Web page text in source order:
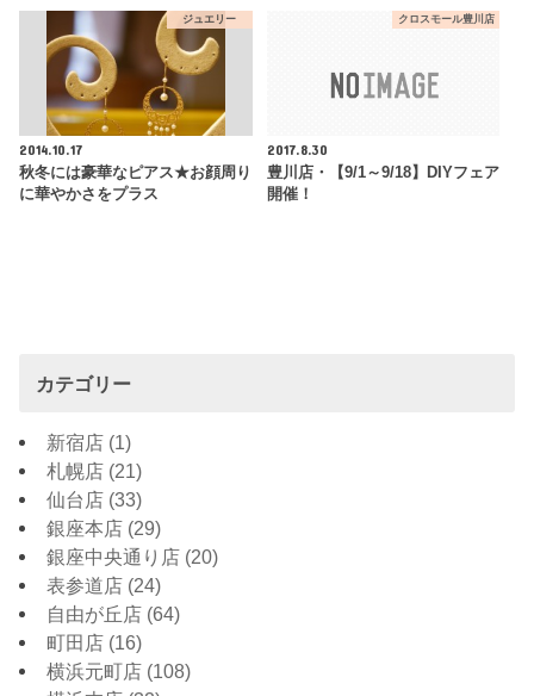
ジュエリー
2014.10.17
秋冬には豪華なピアス★お顔周り
に華やかさをプラス
クロスモール豊川店
2017.8.30
豊川店・【9/1～9/18】DIYフェア
開催！
カテゴリー
新宿店 (1)
札幌店 (21)
仙台店 (33)
銀座本店 (29)
銀座中央通り店 (20)
表参道店 (24)
自由が丘店 (64)
町田店 (16)
横浜元町店 (108)